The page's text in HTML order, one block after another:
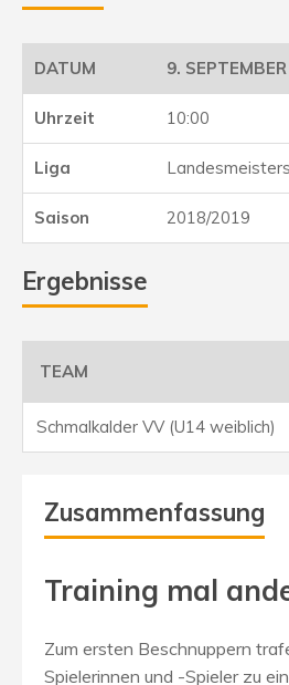
9.
10:00
2018/2019
Ergebnisse
TEAM
Schmalkalder VV (U14 weiblich)
Zusammenfassung
Training mal
Zum ersten Beschnuppern
Spielerinnen und -Spieler zu